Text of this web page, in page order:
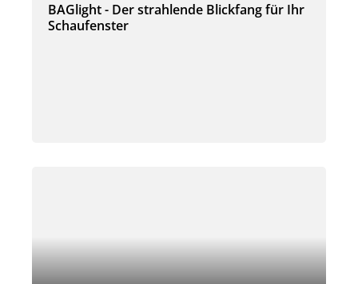
BAGlight - Der strahlende Blickfang für Ihr
Schaufenster